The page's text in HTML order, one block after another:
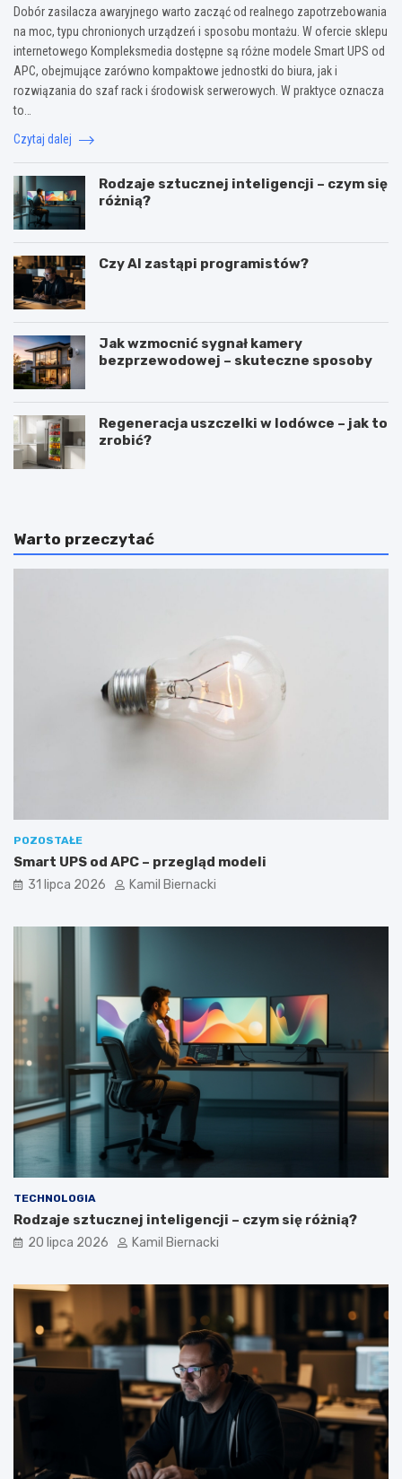
Dobór zasilacza awaryjnego warto zacząć od realnego zapotrzebowania
na moc, typu chronionych urządzeń i sposobu montażu. W ofercie sklepu
internetowego Kompleksmedia dostępne są różne modele Smart UPS od
APC, obejmujące zarówno kompaktowe jednostki do biura, jak i
rozwiązania do szaf rack i środowisk serwerowych. W praktyce oznacza
to…
Czytaj dalej
Rodzaje sztucznej inteligencji – czym się
różnią?
Czy AI zastąpi programistów?
Jak wzmocnić sygnał kamery
bezprzewodowej – skuteczne sposoby
Regeneracja uszczelki w lodówce – jak to
zrobić?
Warto przeczytać
POZOSTAŁE
Smart UPS od APC – przegląd modeli
31 lipca 2026 Kamil Biernacki
TECHNOLOGIA
Rodzaje sztucznej inteligencji – czym się różnią?
20 lipca 2026 Kamil Biernacki